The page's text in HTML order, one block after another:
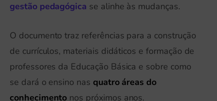
gestão pedagógica se alinhe às mudanças.
O documento traz referências para a construção
de currículos, materiais didáticos e formação de
professores da Educação Básica e sobre como
se dará o ensino nas quatro áreas do
conhecimento nos próximos anos.